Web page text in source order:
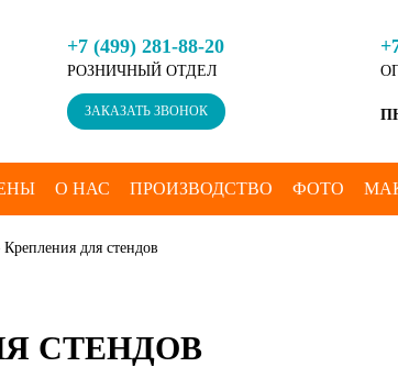
+7 (499) 281-88-20
РОЗНИЧНЫЙ ОТДЕЛ
ЗАКАЗАТЬ ЗВОНОК
О НАС ПРОИЗВОДСТВО ФОТО
Крепления для стендов
СТЕНДОВ